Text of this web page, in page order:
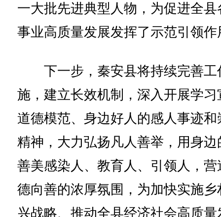
一大批先进典型人物，为促进全县
事业高质量发展发挥了示范引领作
下一步，秦安县将持续完善工
施，建立长效机制，深入开展学习
道德模范、身边好人的感人事迹和
精神，大力弘扬凡人善举，用身边
善美感染人、教育人、引领人，营
德向善的浓厚氛围，为加快实施乡
兴战略、推动全县经济社会高质量